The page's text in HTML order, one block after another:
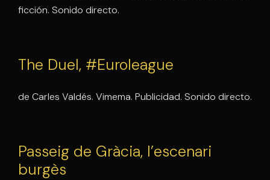
ficción. Sonido directo.
The Duel, #Euroleague
de Carles Valdés. Vimema. Publicidad. Sonido directo.
Passeig de Gràcia, l’escenari
burgès